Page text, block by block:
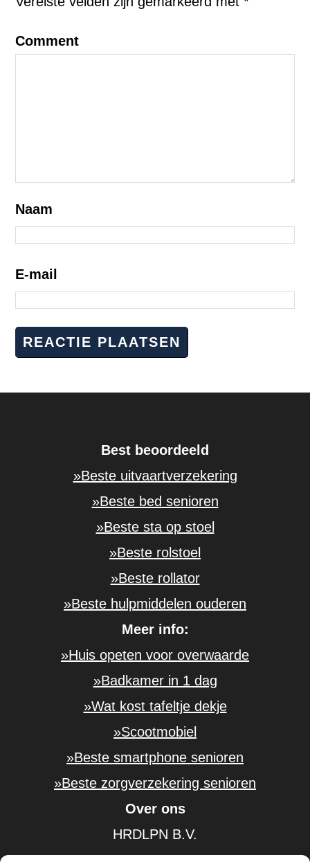
Comment
Naam
E-mail
Best beoordeeld
»Beste uitvaartverzekering
»Beste bed senioren
»Beste sta op stoel
»Beste rolstoel
»Beste rollator
»Beste hulpmiddelen ouderen
Meer info:
»Huis opeten voor overwaarde
»Badkamer in 1 dag
»Wat kost tafeltje dekje
»Scootmobiel
»Beste smartphone senioren
»Beste zorgverzekering senioren
Over ons
HRDLPN B.V.
KvK-nummer: 61584185